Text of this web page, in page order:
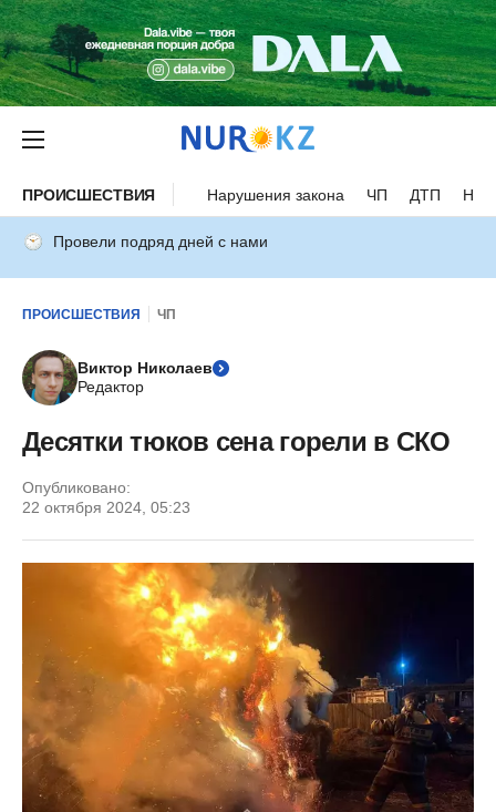
ПРОИСШЕСТВИЯ Нарушения закона ЧП ДТП
Провели подряд дней с нами
ПРОИСШЕСТВИЯ ЧП
Виктор Николаев
Редактор
Десятки тюков сена горели в СКО
Опубликовано:
22 октября 2024, 05:23